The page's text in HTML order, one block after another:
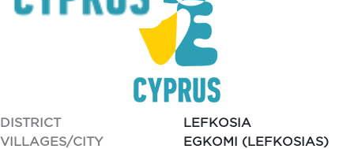
DISTRICT
LEFKOSIA
VILLAGES/CITY
EGKOMI (LEFKOSIAS)